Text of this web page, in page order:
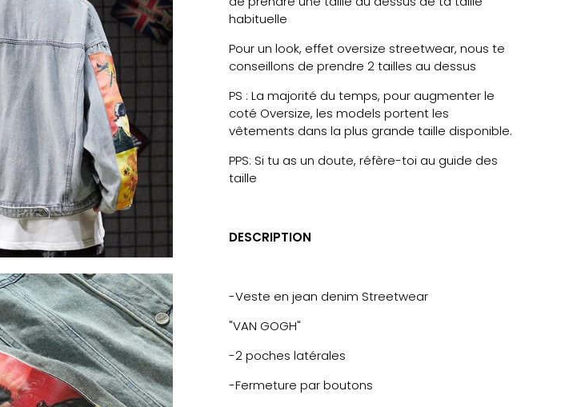
habituelle
Pour un look, effet oversize streetwear, nous te
conseillons de prendre 2 tailles au dessus
PS : La majorité du temps, pour augmenter le
coté Oversize, les models portent les
vêtements dans la plus grande taille disponible.
PPS: Si tu as un doute, réfère-toi au guide des
taille
DESCRIPTION
-Veste en jean denim Streetwear
"VAN GOGH"
-2 poches latérales
-Fermeture par boutons